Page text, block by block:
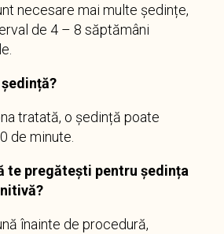
necesare mai multe ședințe,
de 4 – 8 săptămâni
tratată, o ședință poate
de minute.
te pregătești pentru ședința
înainte de procedură,